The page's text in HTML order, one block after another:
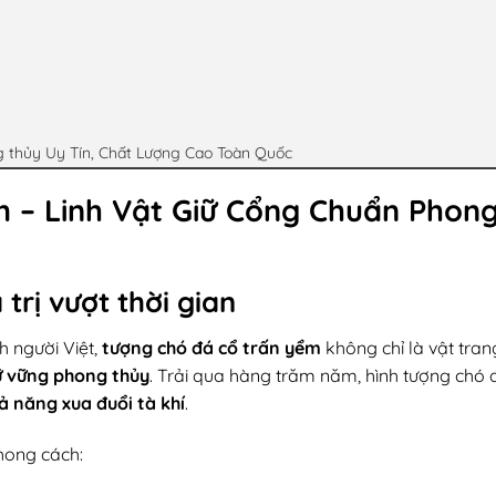
Uy Tín, Chất Lượng Cao Toàn Quốc
Linh Vật Giữ Cổng Chuẩn
trị vượt thời gian
người Việt, tượng chó đá cổ trấn yểm không chỉ là vật
vững phong thủy. Trải qua hàng trăm năm, hình tượng chó
năng xua đuổi tà khí.
cách: